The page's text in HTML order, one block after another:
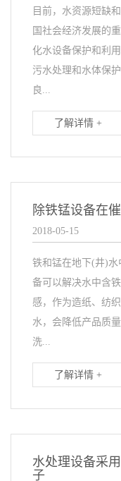
目前，水资源短缺
国社会经济发展的
化水设备保护和利
污水处理和水体保
良...
了解详情 +
除铁锰设备在
2018-05-15
铁和锰在地下(井)
备可以解决水中含
感，作为造纸、纺
水，会降低产品质
洗...
了解详情 +
水处理设备采
子